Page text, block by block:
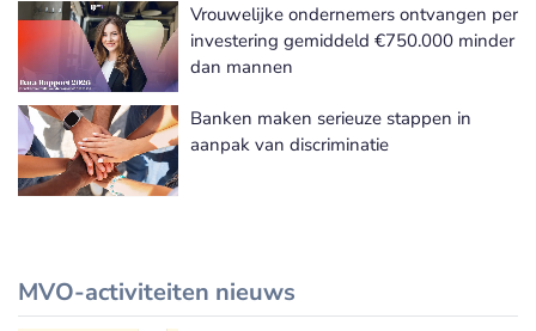
Vrouwelijke ondernemers ontvangen per
investering gemiddeld €750.000 minder
dan mannen
Banken maken serieuze stappen in
aanpak van discriminatie
MVO-activiteiten nieuws